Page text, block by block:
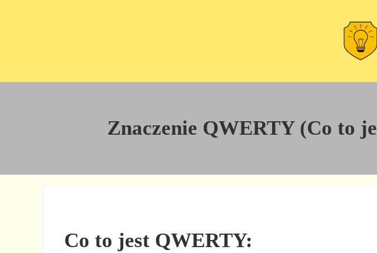
Znaczenie QWERTY (Co to
Co to jest QWERTY: